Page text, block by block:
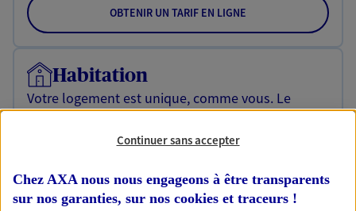
OBTENIR UN TARIF EN LIGNE
Habitation
Votre logement est unique, comme vous. Le
contrat Ma Maison assure votre sérénité en
protégeant ce qui vous tient à coeur.
OBTENIR UN TARIF EN LIGNE
Continuer sans accepter
Chez AXA nous nous engageons à être transparents
sur nos garanties, sur nos cookies et traceurs !